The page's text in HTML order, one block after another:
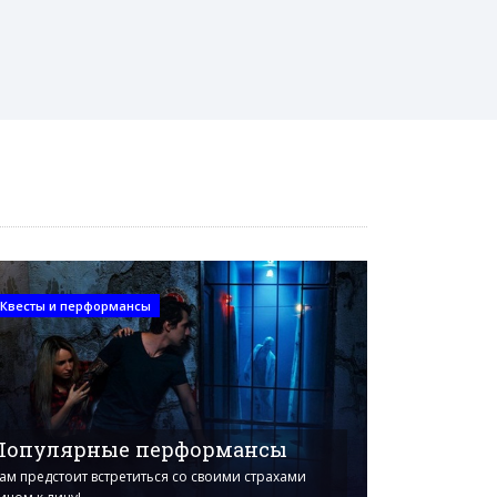
Квесты и перформансы
перформансы
предстоит встретиться со своими страхами